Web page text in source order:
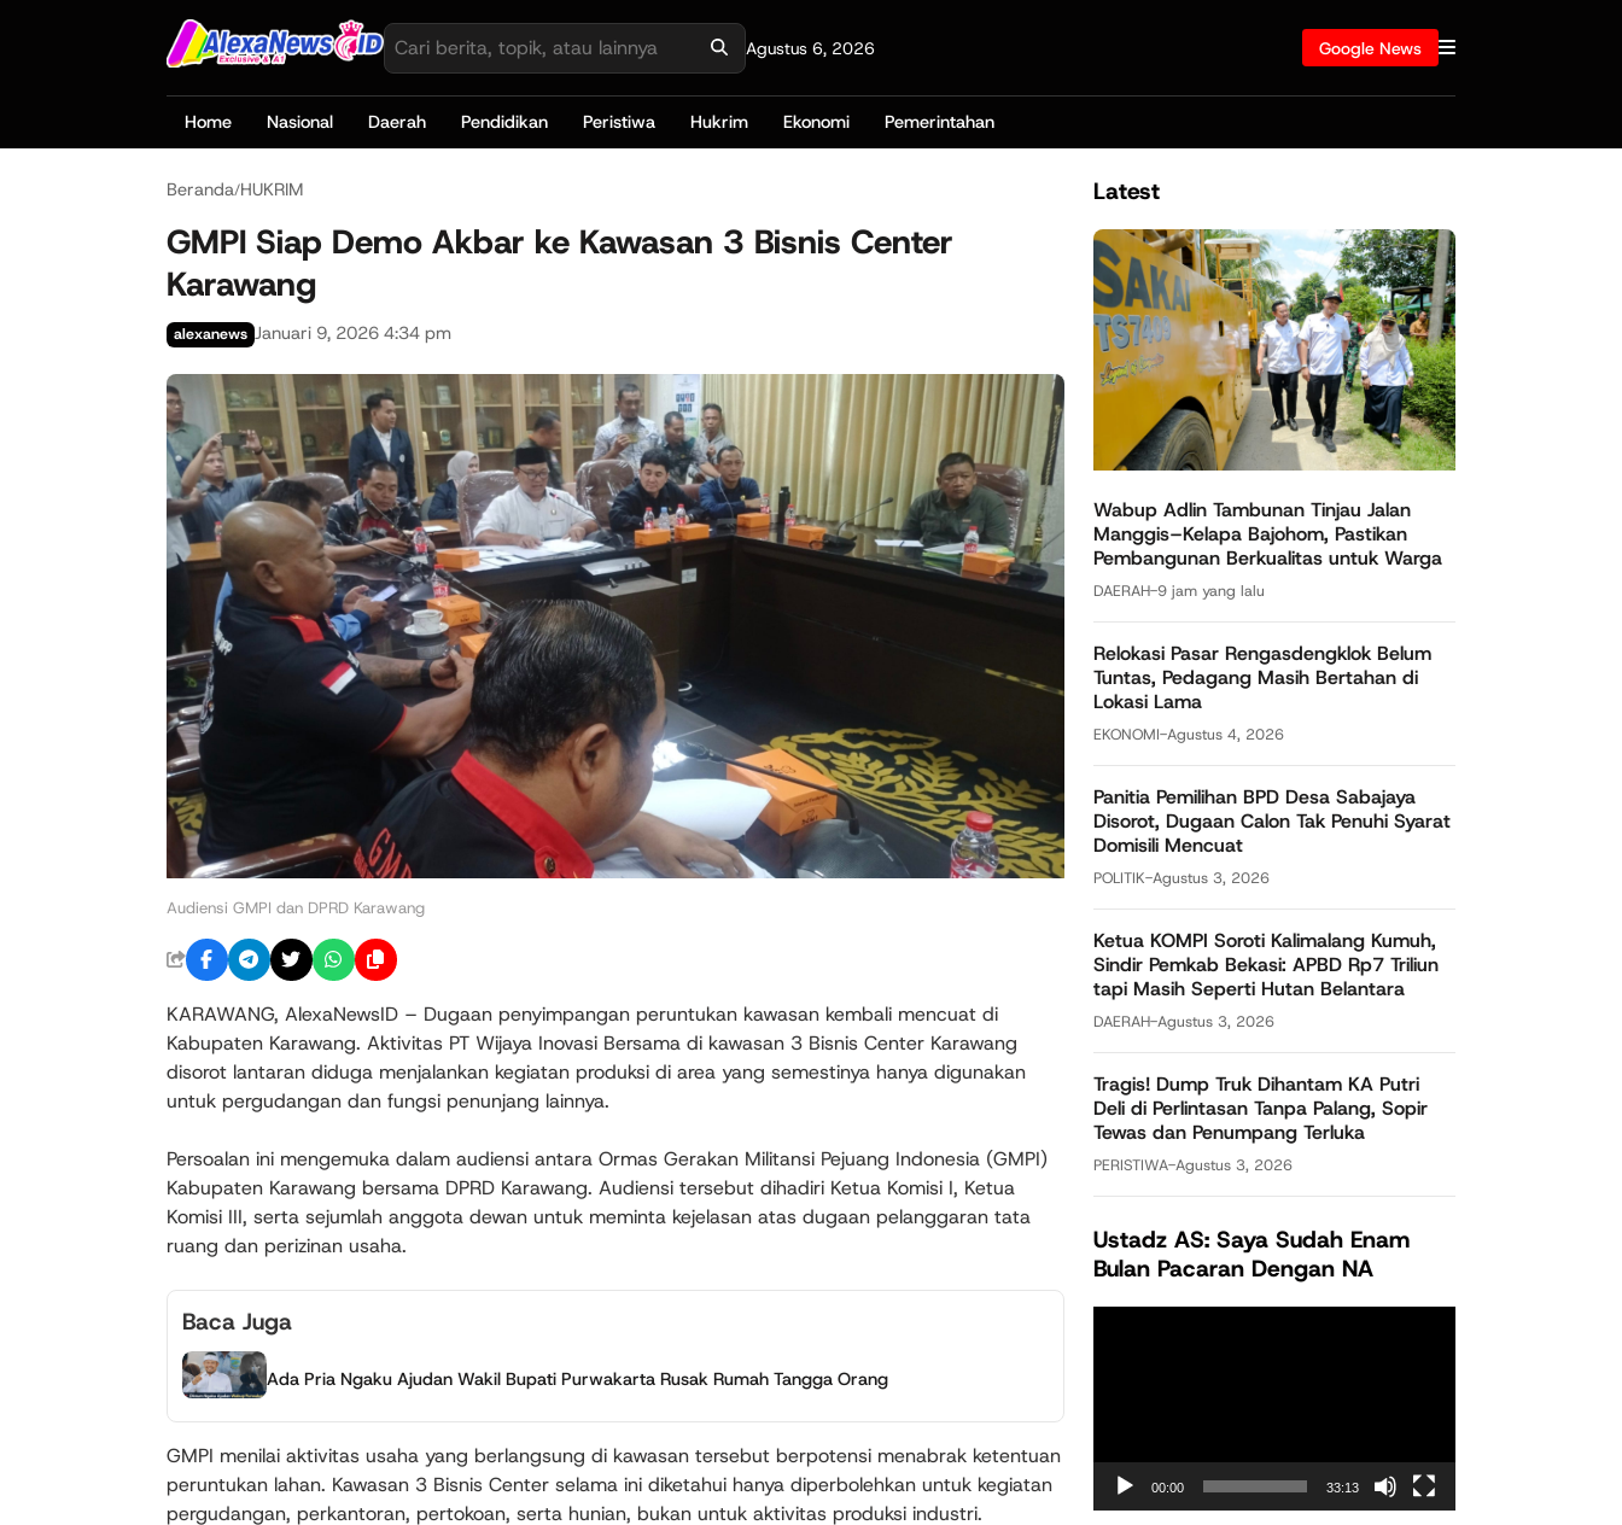
Agustus 6, 2026 Google News
Home Nasional Daerah Pendidikan Peristiwa Hukrim Ekonomi Pemerintahan
Beranda/HUKRIM
GMPI Siap Demo Akbar ke Kawasan 3 Bisnis Center
Karawang
alexanews Januari 9, 2026 4:34 pm
Audiensi GMPI dan DPRD Karawang
KARAWANG, AlexaNewsID – Dugaan penyimpangan peruntukan kawasan kembali mencuat di
Kabupaten Karawang. Aktivitas PT Wijaya Inovasi Bersama di kawasan 3 Bisnis Center Karawang
disorot lantaran diduga menjalankan kegiatan produksi di area yang semestinya hanya digunakan
untuk pergudangan dan fungsi penunjang lainnya.
Persoalan ini mengemuka dalam audiensi antara Ormas Gerakan Militansi Pejuang Indonesia (GMPI)
Kabupaten Karawang bersama DPRD Karawang. Audiensi tersebut dihadiri Ketua Komisi I, Ketua
Komisi III, serta sejumlah anggota dewan untuk meminta kejelasan atas dugaan pelanggaran tata
ruang dan perizinan usaha.
Baca Juga
Ada Pria Ngaku Ajudan Wakil Bupati Purwakarta Rusak Rumah Tangga Orang
GMPI menilai aktivitas usaha yang berlangsung di kawasan tersebut berpotensi menabrak ketentuan
peruntukan lahan. Kawasan 3 Bisnis Center selama ini diketahui hanya diperbolehkan untuk kegiatan
pergudangan, perkantoran, pertokoan, serta hunian, bukan untuk aktivitas produksi industri.
Latest
Wabup Adlin Tambunan Tinjau Jalan
Manggis–Kelapa Bajohom, Pastikan
Pembangunan Berkualitas untuk Warga
DAERAH-9 jam yang lalu
Relokasi Pasar Rengasdengklok Belum
Tuntas, Pedagang Masih Bertahan di
Lokasi Lama
EKONOMI-Agustus 4, 2026
Panitia Pemilihan BPD Desa Sabajaya
Disorot, Dugaan Calon Tak Penuhi Syarat
Domisili Mencuat
POLITIK-Agustus 3, 2026
Ketua KOMPI Soroti Kalimalang Kumuh,
Sindir Pemkab Bekasi: APBD Rp7 Triliun
tapi Masih Seperti Hutan Belantara
DAERAH-Agustus 3, 2026
Tragis! Dump Truk Dihantam KA Putri
Deli di Perlintasan Tanpa Palang, Sopir
Tewas dan Penumpang Terluka
PERISTIWA-Agustus 3, 2026
Ustadz AS: Saya Sudah Enam
Bulan Pacaran Dengan NA
00:00 33:13